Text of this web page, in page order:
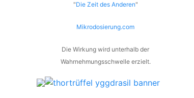
"Die Zeit des Anderen"
Mikrodosierung.com
Die Wirkung wird unterhalb der
Wahrnehmungsschwelle erzielt.